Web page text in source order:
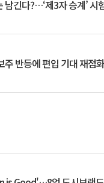
남긴다?…‘제3자 승계’
반등에 편입 기대 재점화